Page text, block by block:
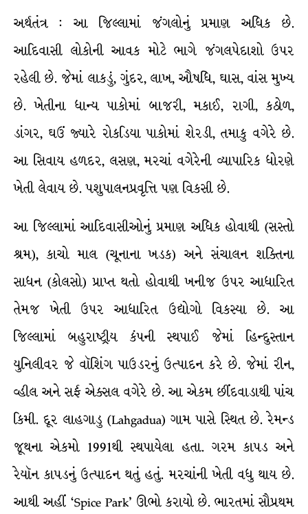
અર્થતંત્ર : આ જિલ્લામાં જંગલોનું પ્રમાણ અધિક છે.
આદિવાસી લોકોની આવક મોટે ભાગે જંગલપેદાશો ઉપર
રહેલી છે. જેમાં લાકડું, ગુંદર, લાખ, ઔષધિ, ઘાસ, વાંસ મુખ્ય
છે. ખેતીના ધાન્ય પાકોમાં બાજરી, મકાઈ, રાગી, કઠોળ,
ડાંગર, ઘઉં જ્યારે રોકડિયા પાકોમાં શેરડી, તમાકુ વગેરે છે.
આ સિવાય હળદર, લસણ, મરચાં વગેરેની વ્યાપારિક ધોરણે
ખેતી લેવાય છે. પશુપાલનપ્રવૃત્તિ પણ વિકસી છે.
આ જિલ્લામાં આદિવાસીઓનું પ્રમાણ અધિક હોવાથી (સસ્તો
શ્રમ), કાચો માલ (ચૂનાના ખડક) અને સંચાલન શક્તિના
સાધન (કોલસો) પ્રાપ્ત થતો હોવાથી ખનીજ ઉપર આધારિત
તેમજ ખેતી ઉપર આધારિત ઉદ્યોગો વિકસ્યા છે. આ
જિલ્લામાં બહુરાષ્ટ્રીય કંપની સ્થપાઈ જેમાં હિન્દુસ્તાન
યુનિલીવર જે વૉશિંગ પાઉડરનું ઉત્પાદન કરે છે. જેમાં રીન,
વ્હીલ અને સર્ફ એક્સલ વગેરે છે. આ એકમ છીંદવાડાથી પાંચ
કિમી. દૂર લાહગાડુ (Lahgadua) ગામ પાસે સ્થિત છે. રેમન્ડ
જૂથના એકમો 1991થી સ્થપાયેલા હતા. ગરમ કાપડ અને
રેયૉન કાપડનું ઉત્પાદન થતું હતું. મરચાંની ખેતી વધુ થાય છે.
આથી અહીં ‘Spice Park’ ઊભો કરાયો છે. ભારતમાં સૌપ્રથમ